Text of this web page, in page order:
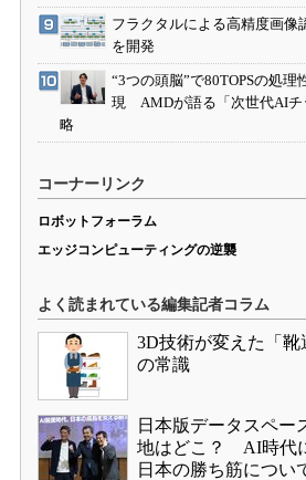
フラクタルによる高精度画像
を開発
“3つの頭脳”で80TOPSの処理
現 AMDが語る「次世代AIチ
略
コーナーリンク
ロボットフォーラム
エッジコンピューティングの逆襲
よく読まれている編集記者コラム
3D技術が変えた「靴
の常識
日本版データスペー
地はどこ？ AI時代
日本の勝ち筋につい